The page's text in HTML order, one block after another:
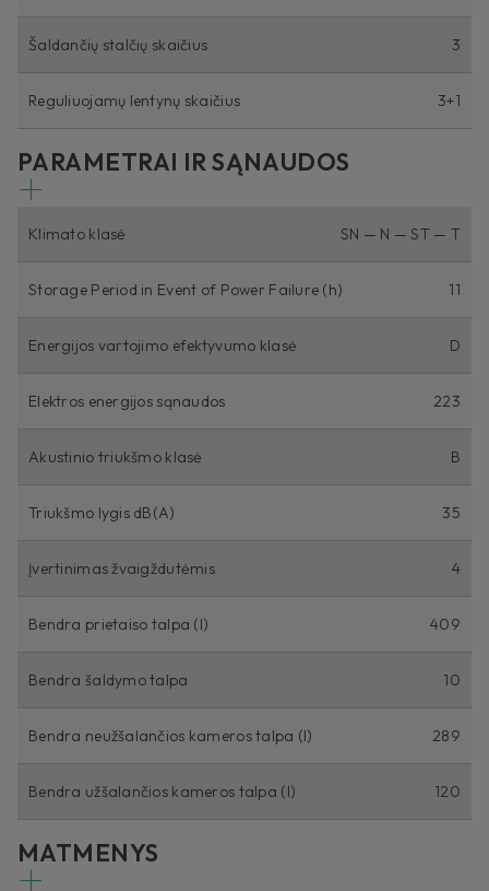
Šaldančių stalčių skaičius 3
Reguliuojamų lentynų skaičius 3+1
PARAMETRAI IR SĄNAUDOS
Klimato klasė SN — N — ST — T
Storage Period in Event of Power Failure (h) 11
Energijos vartojimo efektyvumo klasė D
Elektros energijos sąnaudos 223
Akustinio triukšmo klasė B
Triukšmo lygis dB(A) 35
Įvertinimas žvaigždutėmis 4
Bendra prietaiso talpa (I) 409
Bendra šaldymo talpa 10
Bendra neužšalančios kameros talpa (I) 289
Bendra užšalančios kameros talpa (I) 120
MATMENYS